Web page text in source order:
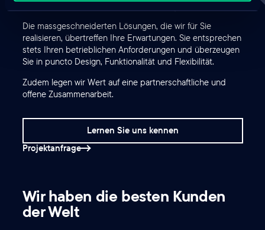
und handeln in Ihrem Sinn.
Die massgeschneiderten Lösungen, die wir für Sie
realisieren, übertreffen Ihre Erwartungen. Sie entsprechen
stets Ihren betrieblichen Anforderungen und überzeugen
Sie in puncto Design, Funktionalität und Flexibilität.
Zudem legen wir Wert auf eine partnerschaftliche und
offene Zusammenarbeit.
Lernen Sie uns kennen
Projektanfrage
Wir haben die besten Kunden
der Welt